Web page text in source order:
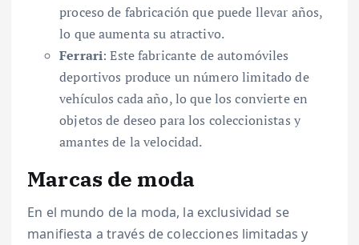
proceso de fabricación que puede llevar años,
lo que aumenta su atractivo.
Ferrari: Este fabricante de automóviles
deportivos produce un número limitado de
vehículos cada año, lo que los convierte en
objetos de deseo para los coleccionistas y
amantes de la velocidad.
Marcas de moda
En el mundo de la moda, la exclusividad se
manifiesta a través de colecciones limitadas y